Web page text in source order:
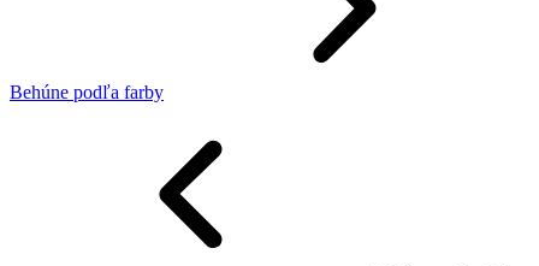
Behúne podľa farby